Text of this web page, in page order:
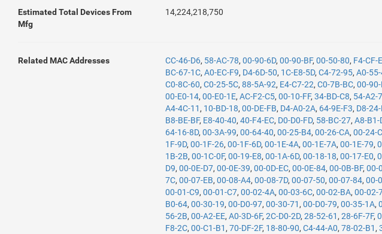
Estimated Total Devices From
Mfg
14,224,218,750
Related MAC Addresses CC-46-D6, 58-AC-78,00-90-6D,00-90-BF,00-50-80, F4-CF-
BC-67-1C,A0-EC-F9, D4-6D-50, 1C-E8-5D,C4-72-95,A0-55-
C0-8C-60,C0-25-5C,88-5A-92, E4-C7-22,C0-7B-BC,00-90-
00-E0-14,00-E0-1E,AC-F2-C5,00-10-FF,34-BD-C8, 54-A2-
A4-4C-11 , 10-BD-18,00-DE-FB, D4-A0-2A, 64-9E-F3, D8-
B8-BE-BF, E8-40-40,40-F4-EC, D0-D0-FD, 58-BC-27,A8-B1-
64-16-8D,00-3A-99,00-64-40,00-25-B4,00-26-CA,00-24-
1F-9D,00-1F-26,00-1F-6D,00-1E-4A,00-1E-7A,00-1E-79,
1B-2B,00-1C-0F,00-19-E8,00-1A-6D,00-18-18,00-17-E0,
D9,00-0E-D7,00-0E-39,00-0D-EC,00-0E-84,00-0B-BF,00-
7C,00-07-EB,00-08-A4,00-08-7D,00-07-50,00-07-84,00-
00-01-C9,00-01-C7,00-02-4A,00-03-6C,00-02-BA,00-02-
B0-64,00-30-19,00-D0-97,00-30-71 ,00-D0-79,00-35-1A,
56-2B,00-A2-EE,A0-3D-6F,2C-D0-2D,28-52-61 ,28-6F-7F,
F8-2C,00-C1-B1 ,70-DF-2F, 18-80-90,C4-44-A0,78-02-B1 ,